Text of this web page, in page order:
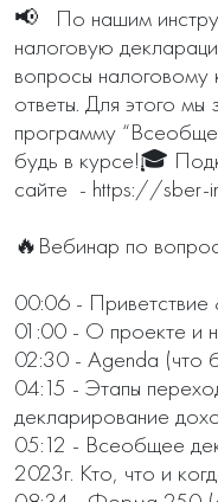
📢   По нашим
налоговую
вопросы налоговому
ответы. Для этого
программу
будь в курсе!🎓
сайте  - https://sber-
🔥Вебинар по
00:06 - Приветствие
01:00 - О проекте и
02:30 - Agenda (что
04:15 - Этапы
декларирование
05:12 - Всеобщее
2023г. Кто, что и